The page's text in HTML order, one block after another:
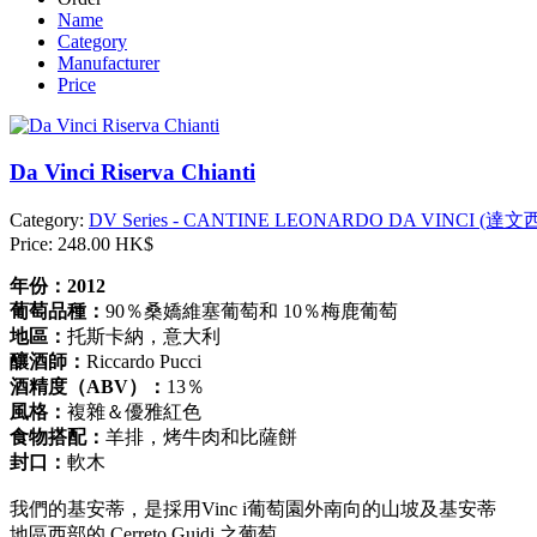
Name
Category
Manufacturer
Price
Da Vinci Riserva Chianti
Category: DV Series - CANTINE LEONARDO DA VINCI (達文
Price: 248.00 HK$
年份：2012
葡萄品種： 90％桑嬌維塞葡萄和 10％梅鹿葡萄
地區： 托斯卡納，意大利
釀酒師： Riccardo Pucci
酒精度（ABV）： 13％
風格： 複雜＆優雅紅色
食物搭配： 羊排，烤牛肉和比薩餅
封口： 軟木
我們的基安蒂，是採用Vinc i葡萄園外南向的山坡及基安蒂